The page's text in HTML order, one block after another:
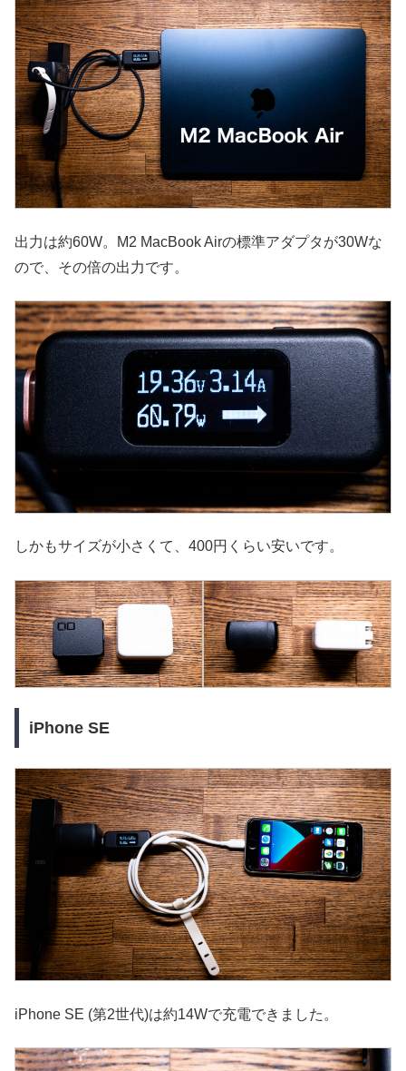
出力は約60W。M2 MacBook Airの標準アダプタが30Wな
ので、その倍の出力です。
しかもサイズが小さくて、400円くらい安いです。
iPhone SE
iPhone SE (第2世代)は約14Wで充電できました。